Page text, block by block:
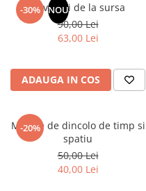
Lecturi Scolare
Lumea Copilariei
Ma pregatesc pentru scoala
Manuale - Carte Scolara
Clasa a II-a
Clasa a IV-a
Clasa a V-a
Clasa a VI-a
-30% NOU
Revelatii de la sursa
90,00 Lei
63,00 Lei
ADAUGA IN COS
-20%
Mesaje de dincolo de timp si
spatiu
50,00 Lei
40,00 Lei